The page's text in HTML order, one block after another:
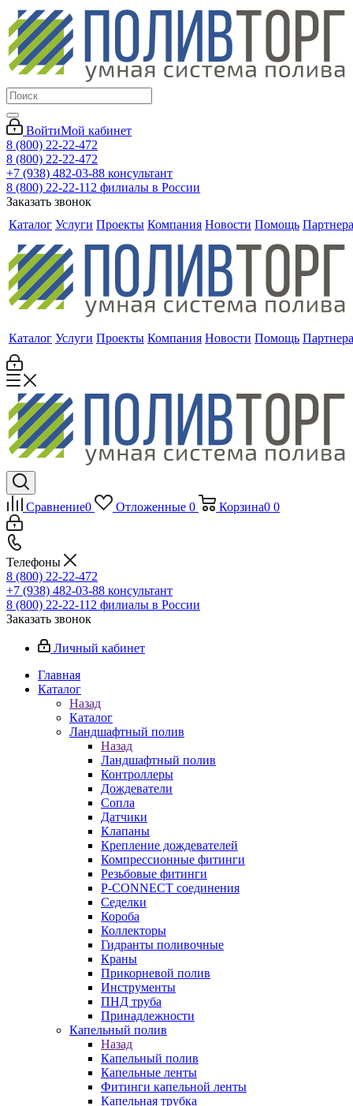
ВойтиМой кабинет
8 (800) 22-22-472
8 (800) 22-22-472
+7 (938) 482-03-88 консультант
8 (800) 22-22-112 филиалы в России
Заказать звонок
Каталог Услуги Проекты Компания Новости Помощь
Каталог Услуги Проекты Компания Новости Помощь
Сравнение0 Отложенные 0 Корзина0 0
Телефоны
8 (800) 22-22-472
+7 (938) 482-03-88 консультант
8 (800) 22-22-112 филиалы в России
Заказать звонок
Личный кабинет
Главная
Каталог
Назад
Каталог
Ландшафтный полив
Назад
Ландшафтный полив
Контроллеры
Дождеватели
Сопла
Датчики
Клапаны
Крепление дождевателей
Компрессионные фитинги
Резьбовые фитинги
P-CONNECT соединения
Седелки
Короба
Коллекторы
Гидранты поливочные
Краны
Прикорневой полив
Инструменты
ПНД труба
Принадлежности
Капельный полив
Назад
Капельный полив
Капельные ленты
Фитинги капельной ленты
Капельная трубка